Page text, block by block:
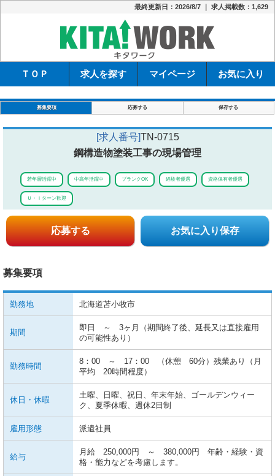
最終更新日：2026/8/7 ｜ 求人掲載数：1,629
ＴＯＰ 求人を探す マイページ お気に入り
募集要項 応募する 保存する
[求人番号]TN-0715
鋼構造物塗装工事の現場管理
若年層活躍中 中高年活躍中 ブランクOK 経験者優遇 資格保有者優遇
Ｕ・Ｉターン歓迎
応募する お気に入り保存
募集要項
勤務地 北海道苫小牧市
期間
即日 ～ 3ヶ月（期間終了後、延長又は直接雇用
の可能性あり）
勤務時間
8：00 ～ 17：00 （休憩 60分）残業あり（月
平均 20時間程度）
休日・休暇
土曜、日曜、祝日、年末年始、ゴールデンウィー
ク、夏季休暇、週休2日制
雇用形態 派遣社員
給与
月給 250,000円 ～ 380,000円 年齢・経験・資
格・能力などを考慮します。